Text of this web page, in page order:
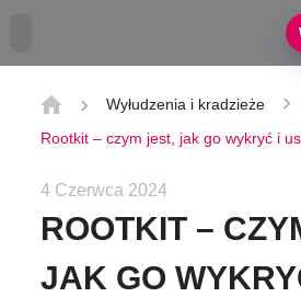
Wyłudzenia i kradzieże
Rootkit – czym jest, jak go wykryć i
4 Czerwca 2024
ROOTKIT –
JAK GO